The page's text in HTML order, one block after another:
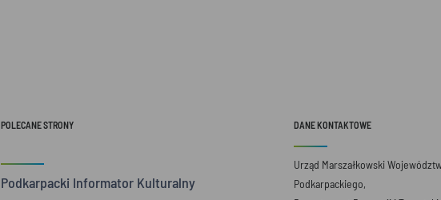
POLECANE STRONY
Podkarpacki Informator Kulturalny
DANE KONTAKTOWE
Urząd Marszałkowski
Podkarpackiego,